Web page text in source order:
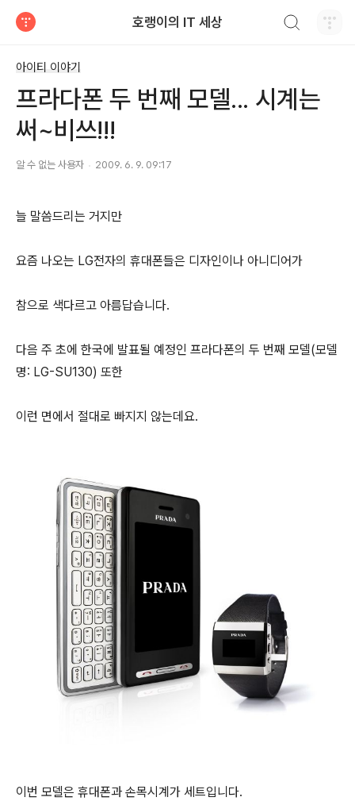
호랭이의 IT 세상
아이티 이야기
프라다폰 두 번째 모델... 시계는
써~비쓰!!!
알 수 없는 사용자 2009. 6. 9. 09:17
늘 말씀드리는 거지만
요즘 나오는 LG전자의 휴대폰들은 디자인이나 아니디어가
참으로 색다르고 아름답습니다.
다음 주 초에 한국에 발표될 예정인 프라다폰의 두 번째 모델(모델
명: LG-SU130) 또한
이런 면에서 절대로 빠지지 않는데요.
이번 모델은 휴대폰과 손목시계가 세트입니다.